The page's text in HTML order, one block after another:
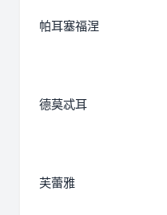
帕耳塞福涅
德莫忒耳
芙蕾雅